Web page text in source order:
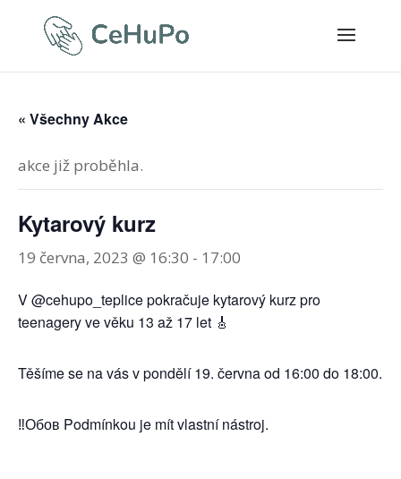
« Všechny Akce
akce již proběhla.
Kytarový kurz
19 června, 2023 @ 16:30 - 17:00
V @cehupo_teplice pokračuje kytarový kurz pro
teenagery ve věku 13 až 17 let 🎸
Těšíme se na vás v pondělí 19. června od 16:00 do 18:00.
‼️Обов Podmínkou je mít vlastní nástroj.